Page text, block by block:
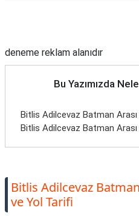
deneme reklam alanıdır
Bu Yazımızda
Bitlis Adilcevaz Batman
Bitlis Adilcevaz Batman
Bitlis Adilcevaz
ve Yol Tarifi